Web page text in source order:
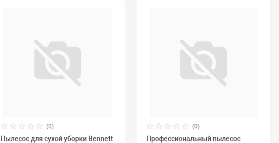
(0)
Пылесос для сухой уборки Bennett
(0)
Профессиональный пылесос